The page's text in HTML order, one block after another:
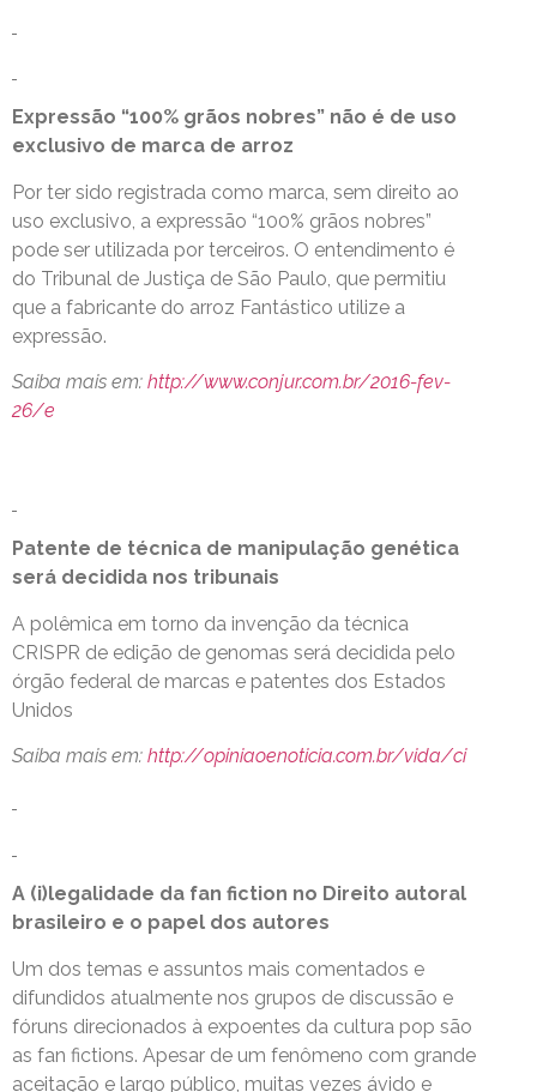
Expressão “100% grãos nobres” não é de uso
exclusivo de marca de arroz
Por ter sido registrada como marca, sem direito ao
uso exclusivo, a expressão “100% grãos nobres”
pode ser utilizada por terceiros. O entendimento é
do Tribunal de Justiça de São Paulo, que permitiu
que a fabricante do arroz Fantástico utilize a
expressão.
Saiba mais em: http://www.conjur.com.br/2016-fev-
26/e
Patente de técnica de manipulação genética
será decidida nos tribunais
A polêmica em torno da invenção da técnica
CRISPR de edição de genomas será decidida pelo
órgão federal de marcas e patentes dos Estados
Unidos
Saiba mais em: http://opiniaoenoticia.com.br/vida/ci
A (i)legalidade da fan fiction no Direito autoral
brasileiro e o papel dos autores
Um dos temas e assuntos mais comentados e
difundidos atualmente nos grupos de discussão e
fóruns direcionados à expoentes da cultura pop são
as fan fictions. Apesar de um fenômeno com grande
aceitação e largo público, muitas vezes ávido e